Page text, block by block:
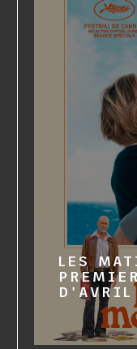
LES
D'AVRIL